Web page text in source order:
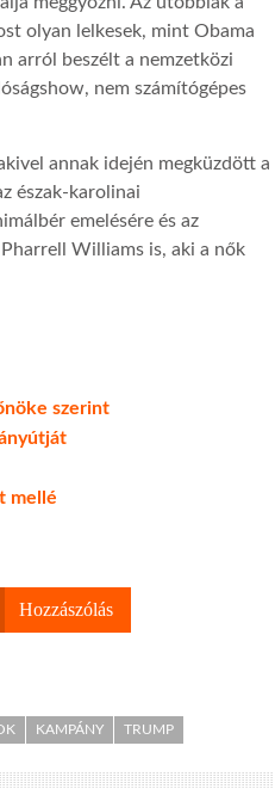
olyan lelkesek, mint Obama
arról beszélt a nemzetközi
nem számítógépes
annak idején megküzdött a
észak-karolinai
emelésére és az
Williams is, aki a nők
szerint
mellé
Hozzászólás
KAMPÁNY TRUMP